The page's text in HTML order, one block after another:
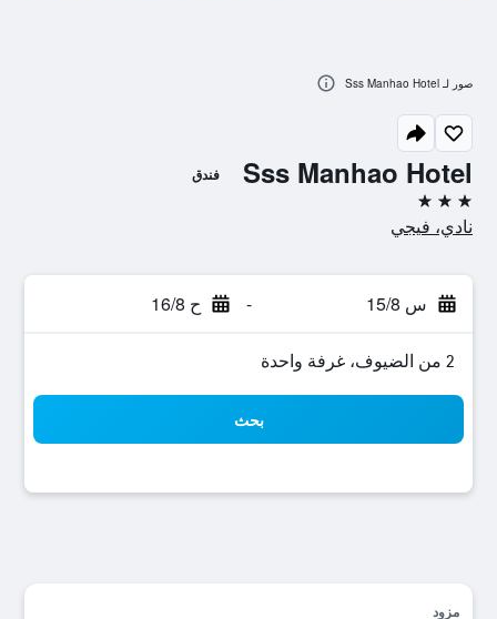
Sss Manhao Hotel فندق
3 نجوم
نادي، فيجي
س 15/8 - ح 16/8
2 من الضيوف، غرفة واحدة
بحث
مزود
صور لـ Sss Manhao Hotel